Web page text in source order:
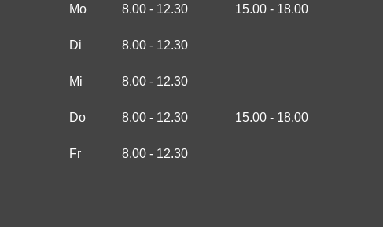
Mo 8.00 - 12.30 15.00 - 18.00
Di 8.00 - 12.30
Mi 8.00 - 12.30
Do 8.00 - 12.30 15.00 - 18.00
Fr 8.00 - 12.30